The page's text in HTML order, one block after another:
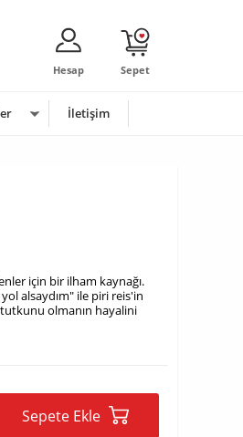
Sepet
Hesap
İletişim
için bir ilham kaynağı.
alsaydım" ile piri reis'in
olmanın hayalini
Sepete Ekle